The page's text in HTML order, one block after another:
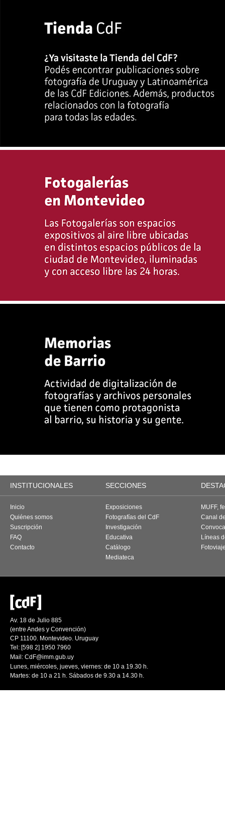
INSTITUCIONALES SECCIONES
Inicio
Quiénes somos
Suscripción
FAQ
Contacto
Exposiciones
Fotografías del CdF
Investigación
Educativa
Catálogo
Mediateca
MUFF,
Canal
Líneas
Av. 18 de Julio 885
(entre Andes y Convención)
CP 11100. Montevideo. Uruguay
Tel: [598 2] 1950 7960
Mail: CdF@imm.gub.uy
Lunes, miércoles, jueves, viernes: de 10 a 19.30 h.
Martes: de 10 a 21 h. Sábados de 9.30 a 14.30 h.